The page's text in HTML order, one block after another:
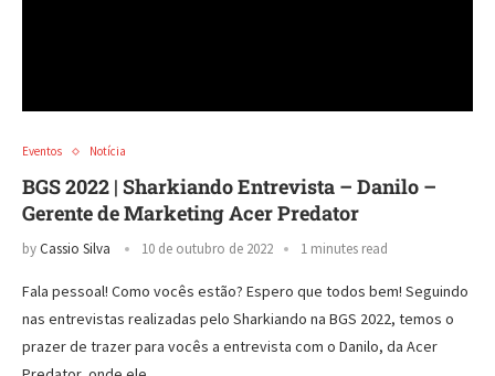
Eventos Notícia
BGS 2022 | Sharkiando Entrevista – Danilo –
Gerente de Marketing Acer Predator
byCassio Silva 10 de outubro de 2022 1 minutes read
Fala pessoal! Como vocês estão? Espero que todos bem! Seguindo
nas entrevistas realizadas pelo Sharkiando na BGS 2022, temos o
prazer de trazer para vocês a entrevista com o Danilo, da Acer